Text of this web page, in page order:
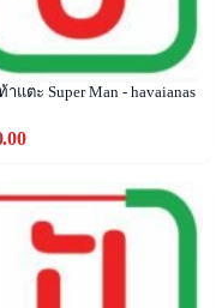
าแตะ Super Man - havaianas